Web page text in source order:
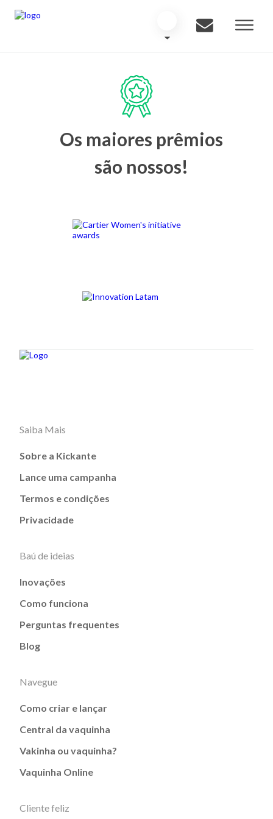
Os maiores prêmios
são nossos!
Saiba Mais
Sobre a Kickante
Lance uma campanha
Termos e condições
Privacidade
Baú de ideias
Inovações
Como funciona
Perguntas frequentes
Blog
Navegue
Como criar e lançar
Central da vaquinha
Vakinha ou vaquinha?
Vaquinha Online
Cliente feliz